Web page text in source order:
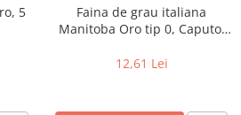
Faina de grau italiana
Manitoba Oro tip 0, Caputo,
12,61 Lei